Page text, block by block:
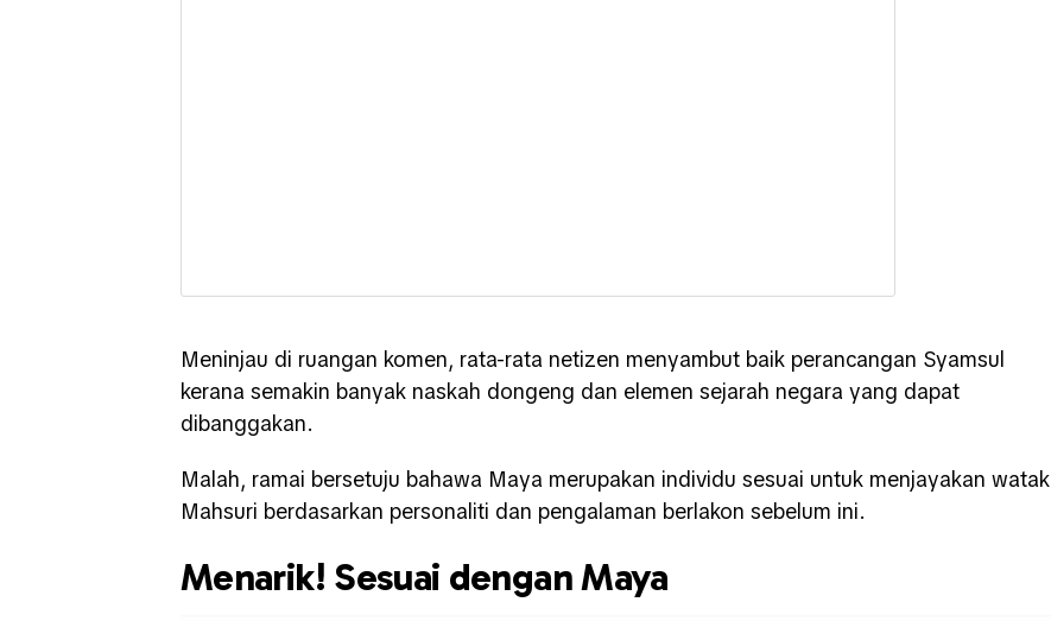
Meninjau di ruangan komen, rata-rata netizen menyambut baik perancangan Syamsul
kerana semakin banyak naskah dongeng dan elemen sejarah negara yang dapat
dibanggakan.
Malah, ramai bersetuju bahawa Maya merupakan individu sesuai untuk menjayakan watak
Mahsuri berdasarkan personaliti dan pengalaman berlakon sebelum ini.
Menarik! Sesuai dengan Maya